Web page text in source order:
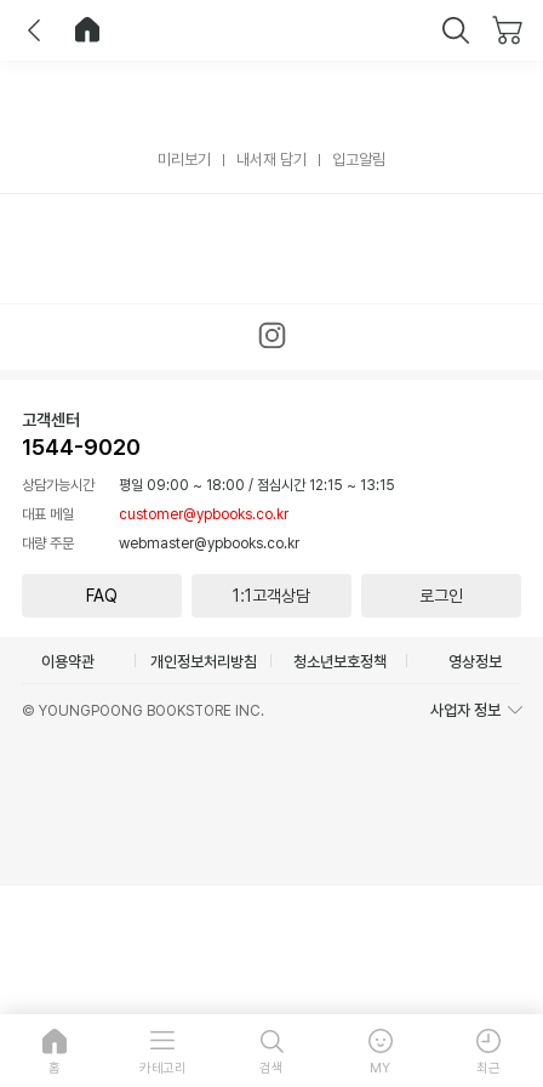
미리보기 내서재 담기 입고알림
고객센터
1544-9020
상담가능시간 평일 09:00 ~ 18:00 / 점심시간 12:15 ~ 13:15
대표 메일
customer@ypbooks.co.kr
대량 주문
webmaster@ypbooks.co.kr
FAQ 1:1고객상담 로그인
이용약관 개인정보처리방침 청소년보호정책 영상정보
© YOUNGPOONG BOOKSTORE INC. 사업자 정보
홈 카테고리 검색 MY 최근